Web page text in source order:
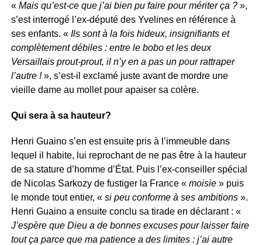
« Mais qu’est-ce que j’ai bien pu faire pour mériter ça ?»,
s’est interrogé l’ex-député des Yvelines en référence à
ses enfants. « Ils sont à la fois hideux, insignifiants et
complètement débiles : entre le bobo et les deux
Versaillais prout-prout, il n’y en a pas un pour rattraper
l’autre !», s’est-il exclamé juste avant de mordre une
vieille dame au mollet pour apaiser sa colère.
Qui sera à sa hauteur?
Henri Guaino s’en est ensuite pris à l’immeuble dans
lequel il habite, lui reprochant de ne pas être à la hauteur
de sa stature d’homme d’État. Puis l’ex-conseiller spécial
de Nicolas Sarkozy de fustiger la France « moisie» puis
le monde tout entier, « si peu conforme à ses ambitions».
Henri Guaino a ensuite conclu sa tirade en déclarant : «
J’espère que Dieu a de bonnes excuses pour laisser faire
tout ça parce que ma patience a des limites : j’ai autre